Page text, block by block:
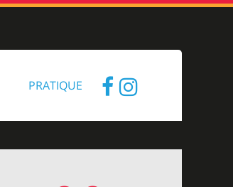
PRATIQUE